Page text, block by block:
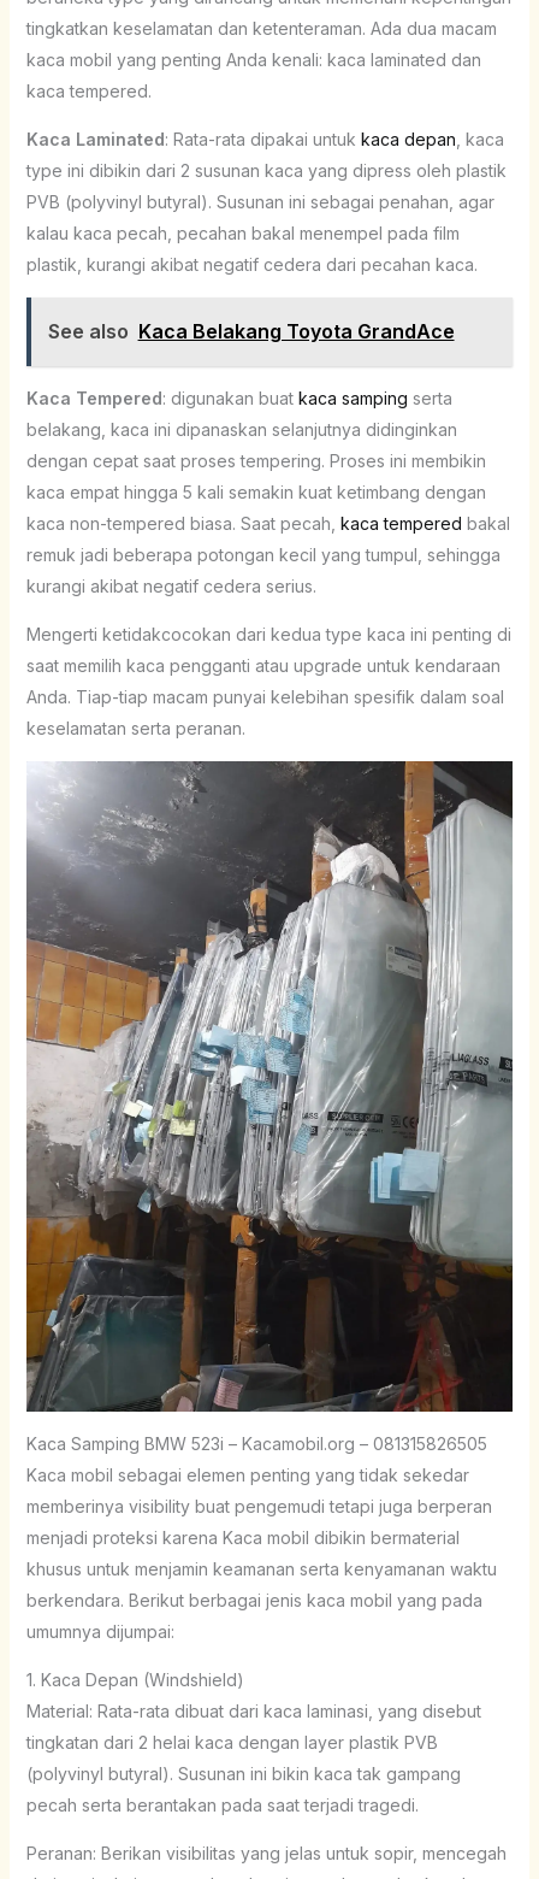
tingkatkan keselamatan dan ketenteraman. Ada dua macam
kaca mobil yang penting Anda kenali: kaca laminated dan
kaca tempered.
Kaca Laminated: Rata-rata dipakai untuk kaca depan , kaca
type ini dibikin dari 2 susunan kaca yang dipress oleh plastik
PVB (polyvinyl butyral). Susunan ini sebagai penahan, agar
kalau kaca pecah, pecahan bakal menempel pada film
plastik, kurangi akibat negatif cedera dari pecahan kaca.
See also Kaca Belakang Toyota GrandAce
Kaca Tempered: digunakan buat kaca samping serta
belakang, kaca ini dipanaskan selanjutnya didinginkan
dengan cepat saat proses tempering. Proses ini membikin
kaca empat hingga 5 kali semakin kuat ketimbang dengan
kaca non-tempered biasa. Saat pecah, kaca tempered bakal
remuk jadi beberapa potongan kecil yang tumpul, sehingga
kurangi akibat negatif cedera serius.
Mengerti ketidakcocokan dari kedua type kaca ini penting di
saat memilih kaca pengganti atau upgrade untuk kendaraan
Anda. Tiap-tiap macam punyai kelebihan spesifik dalam soal
keselamatan serta peranan.
Kaca Samping BMW 523i – Kacamobil.org – 081315826505
Kaca mobil sebagai elemen penting yang tidak sekedar
memberinya visibility buat pengemudi tetapi juga berperan
menjadi proteksi karena Kaca mobil dibikin bermaterial
khusus untuk menjamin keamanan serta kenyamanan waktu
berkendara. Berikut berbagai jenis kaca mobil yang pada
umumnya dijumpai:
1. Kaca Depan (Windshield)
Material: Rata-rata dibuat dari kaca laminasi, yang disebut
tingkatan dari 2 helai kaca dengan layer plastik PVB
(polyvinyl butyral). Susunan ini bikin kaca tak gampang
pecah serta berantakan pada saat terjadi tragedi.
Peranan: Berikan visibilitas yang jelas untuk sopir, mencegah